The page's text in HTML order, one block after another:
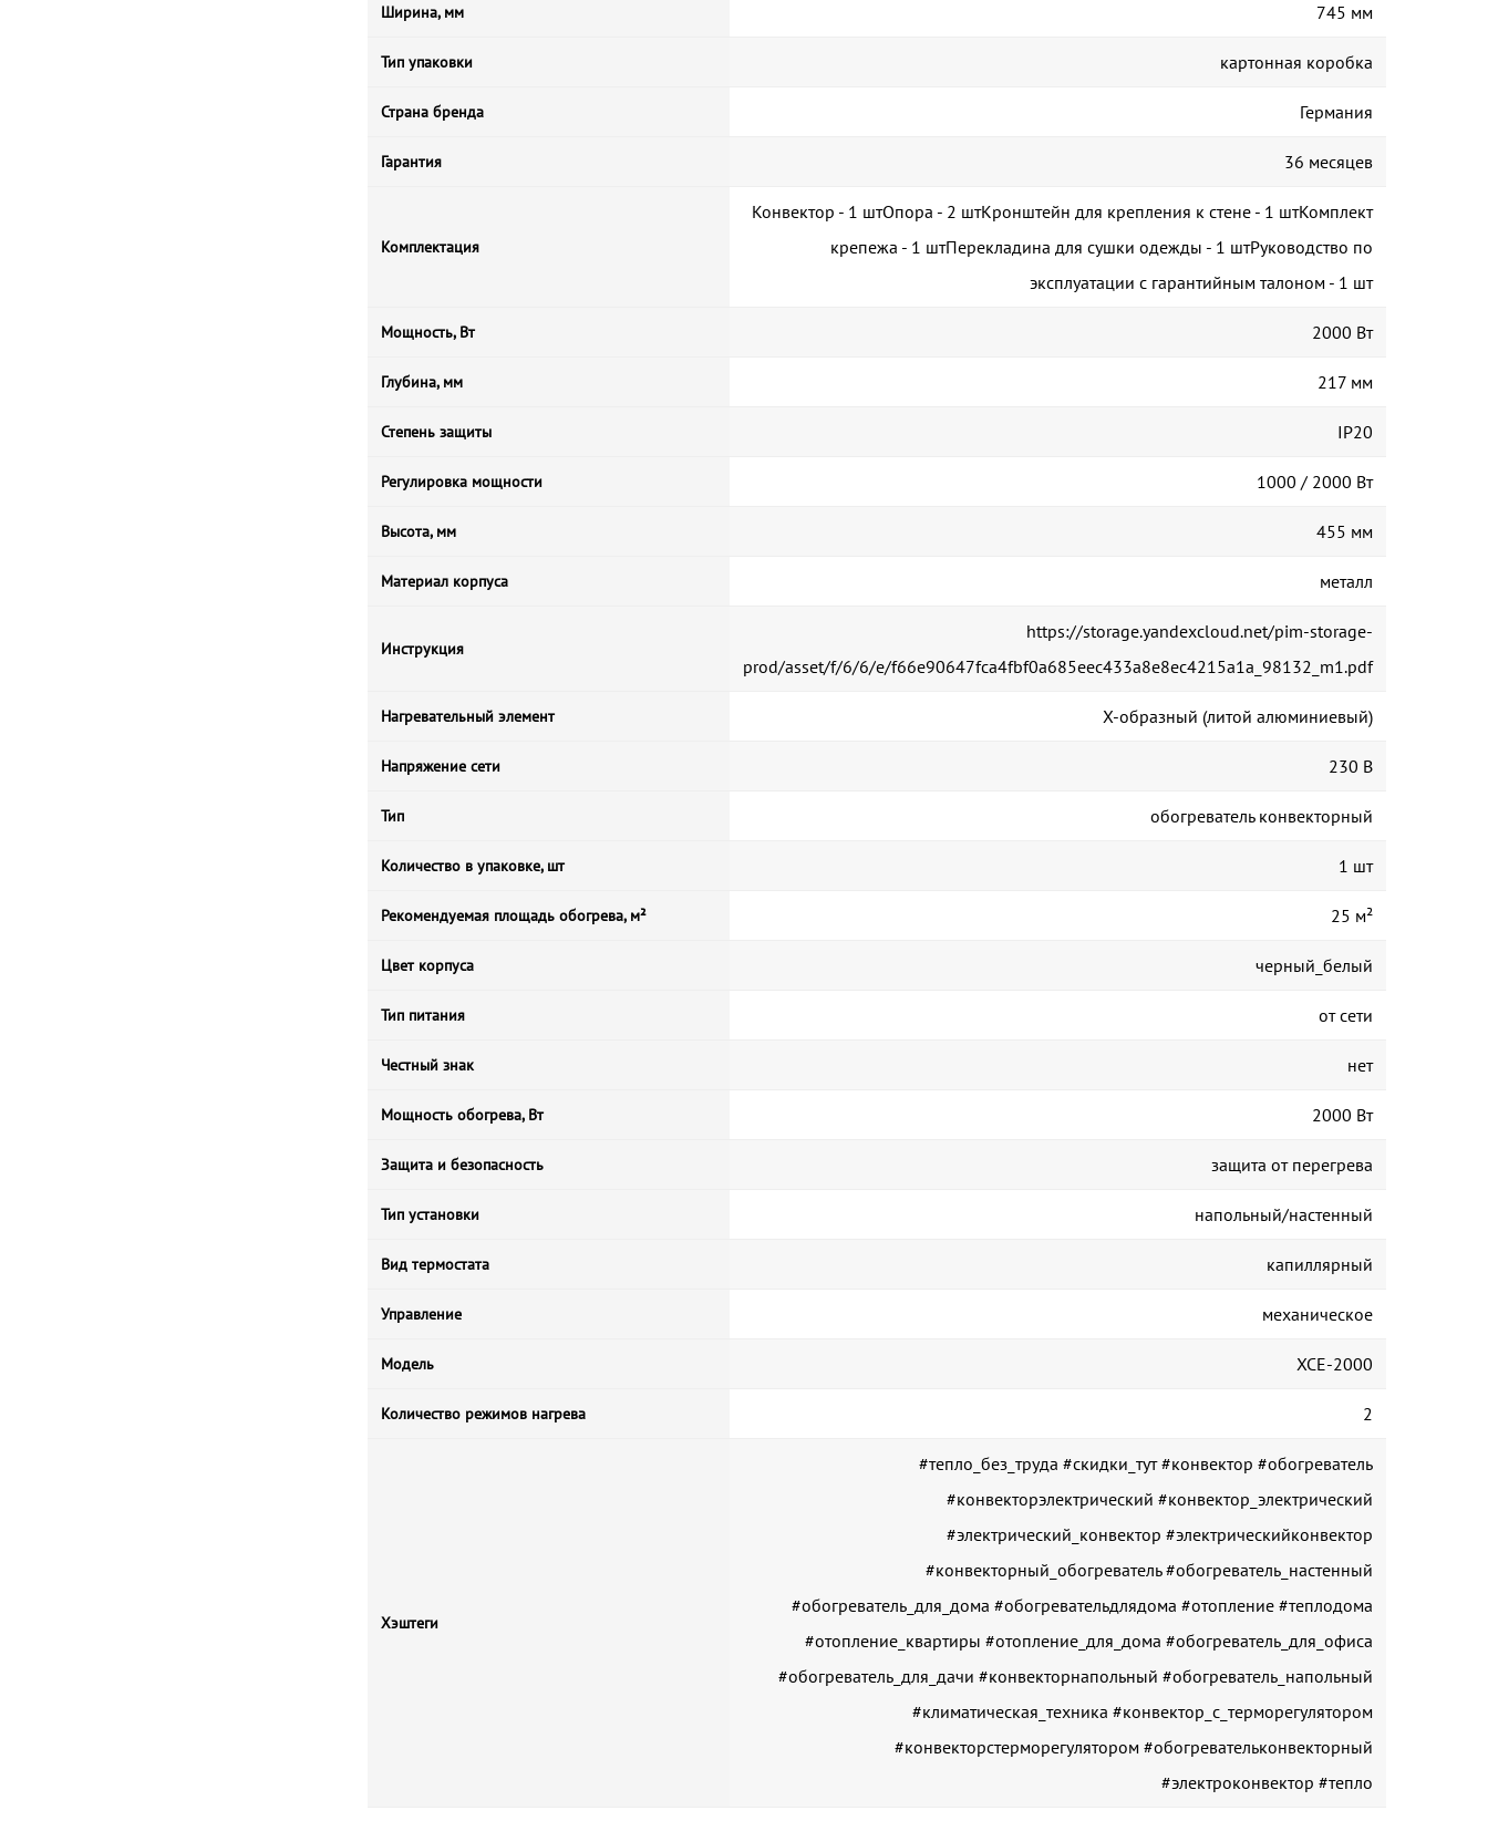
Ширина, мм 745 мм
Тип упаковки картонная коробка
Страна бренда Германия
Гарантия 36 месяцев
Комплектация
Конвектор - 1 штОпора - 2 штКронштейн для крепления к стене - 1 штКомплект
крепежа - 1 штПерекладина для сушки одежды - 1 штРуководство по
эксплуатации с гарантийным талоном - 1 шт
Мощность, Вт 2000 Вт
Глубина, мм 217 мм
Степень защиты IP20
Регулировка мощности 1000 / 2000 Вт
Высота, мм 455 мм
Материал корпуса металл
Инструкция
https://storage.yandexcloud.net/pim-storage-
prod/asset/f/6/6/e/f66e90647fca4fbf0a685eec433a8e8ec4215a1a_98132_m1.pdf
Нагревательный элемент Х-образный (литой алюминиевый)
Напряжение сети 230 В
Тип обогреватель конвекторный
Количество в упаковке, шт 1 шт
Рекомендуемая площадь обогрева, м² 25 м²
Цвет корпуса черный_белый
Тип питания от сети
Честный знак нет
Мощность обогрева, Вт 2000 Вт
Защита и безопасность защита от перегрева
Тип установки напольный/настенный
Вид термостата капиллярный
Управление механическое
Модель XCE-2000
Количество режимов нагрева 2
Хэштеги
#тепло_без_труда #скидки_тут #конвектор #обогреватель
#конвекторэлектрический #конвектор_электрический
#электрический_конвектор #электрическийконвектор
#конвекторный_обогреватель #обогреватель_настенный
#обогреватель_для_дома #обогревательдлядома #отопление #теплодома
#отопление_квартиры #отопление_для_дома #обогреватель_для_офиса
#обогреватель_для_дачи #конвекторнапольный #обогреватель_напольный
#климатическая_техника #конвектор_с_терморегулятором
#конвекторстерморегулятором #обогревательконвекторный
#электроконвектор #тепло